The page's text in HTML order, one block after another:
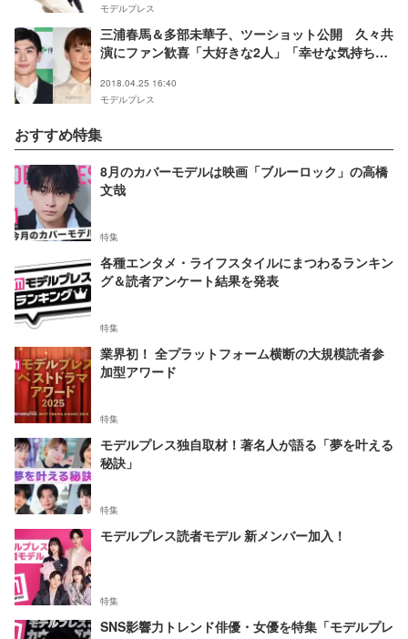
モデルプレス
三浦春馬＆多部未華子、ツーショット公開 久々共
演にファン歓喜「大好きな2人」「幸せな気持ちに
2018.04.25 16:40
モデルプレス
おすすめ特集
8月のカバーモデルは映画「ブルーロック」の高橋
文哉
特集
各種エンタメ・ライフスタイルにまつわるランキン
グ＆読者アンケート結果を発表
特集
業界初！ 全プラットフォーム横断の大規模読者参
加型アワード
特集
モデルプレス独自取材！著名人が語る「夢を叶える
秘訣」
特集
モデルプレス読者モデル 新メンバー加入！
特集
SNS影響力トレンド俳優・女優を特集「モデルプレ